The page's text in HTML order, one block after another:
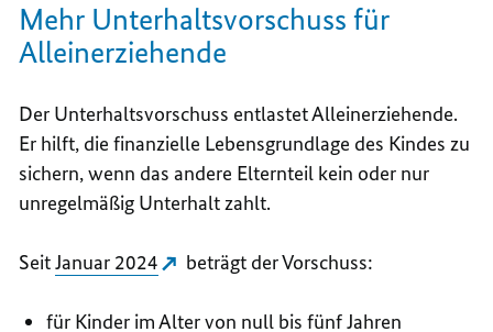
Mehr Unterhaltsvorschuss für
Alleinerziehende
Der Unterhaltsvorschuss entlastet Alleinerziehende.
Er hilft, die finanzielle Lebensgrundlage des Kindes zu
sichern, wenn das andere Elternteil kein oder nur
unregelmäßig Unterhalt zahlt.
SeitJanuar 2024 beträgt der Vorschuss:
für Kinder im Alter von null bis fünf Jahren